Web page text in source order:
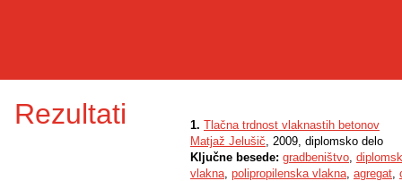
Rezultati 1. Tlačna trdnost vlaknastih betonov
Matjaž Jelušič, 2009, diplomsko delo
Ključne besede: gradbeništvo,
vlakna, polipropilenska vlakna, agregat,